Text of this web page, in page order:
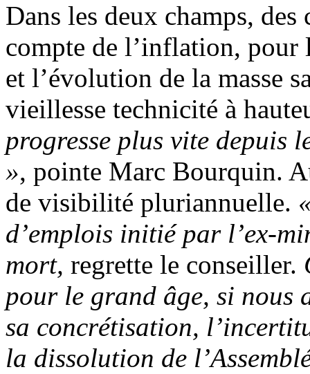
Dans les deux champs,
compte de l’inflation, pour
et l’évolution de la masse
vieillesse technicité à
progresse plus vite depuis
», pointe Marc Bourquin.
de visibilité pluriannuelle.
d’emplois initié par l’ex-
mort, regrette le conseiller.
pour le grand âge, si nous
sa concrétisation,
la dissolution de